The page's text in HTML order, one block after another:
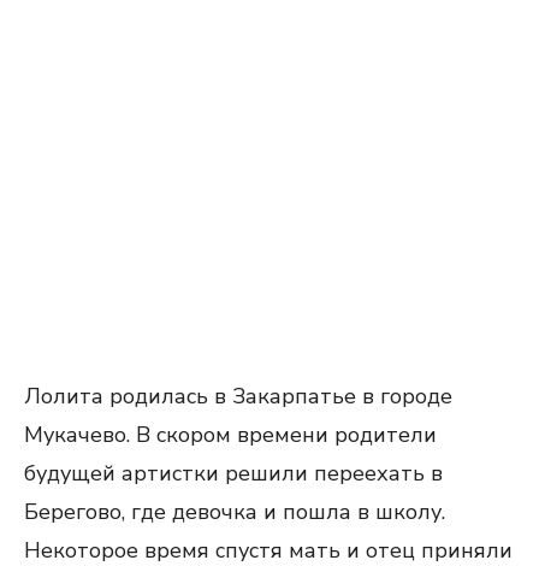
Лолита родилась в Закарпатье в городе
Мукачево. В скором времени родители
будущей артистки решили переехать в
Берегово, где девочка и пошла в школу.
Некоторое время спустя мать и отец приняли